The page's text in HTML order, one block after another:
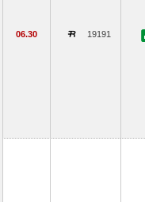
06.30 19191